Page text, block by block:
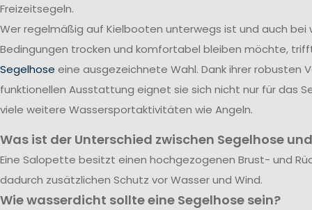
Freizeitsegeln.
Wer regelmäßig auf Kielbooten unterwegs ist und auch bei
Bedingungen trocken und komfortabel bleiben möchte,
Segelhose eine ausgezeichnete Wahl. Dank ihrer robusten
funktionellen Ausstattung eignet sie sich nicht nur für das
viele weitere Wassersportaktivitäten wie Angeln.
Was ist der Unterschied zwischen Segelhose
Eine Salopette besitzt einen hochgezogenen Brust- und
dadurch zusätzlichen Schutz vor Wasser und Wind.
Wie wasserdicht sollte eine Segelhose sein?